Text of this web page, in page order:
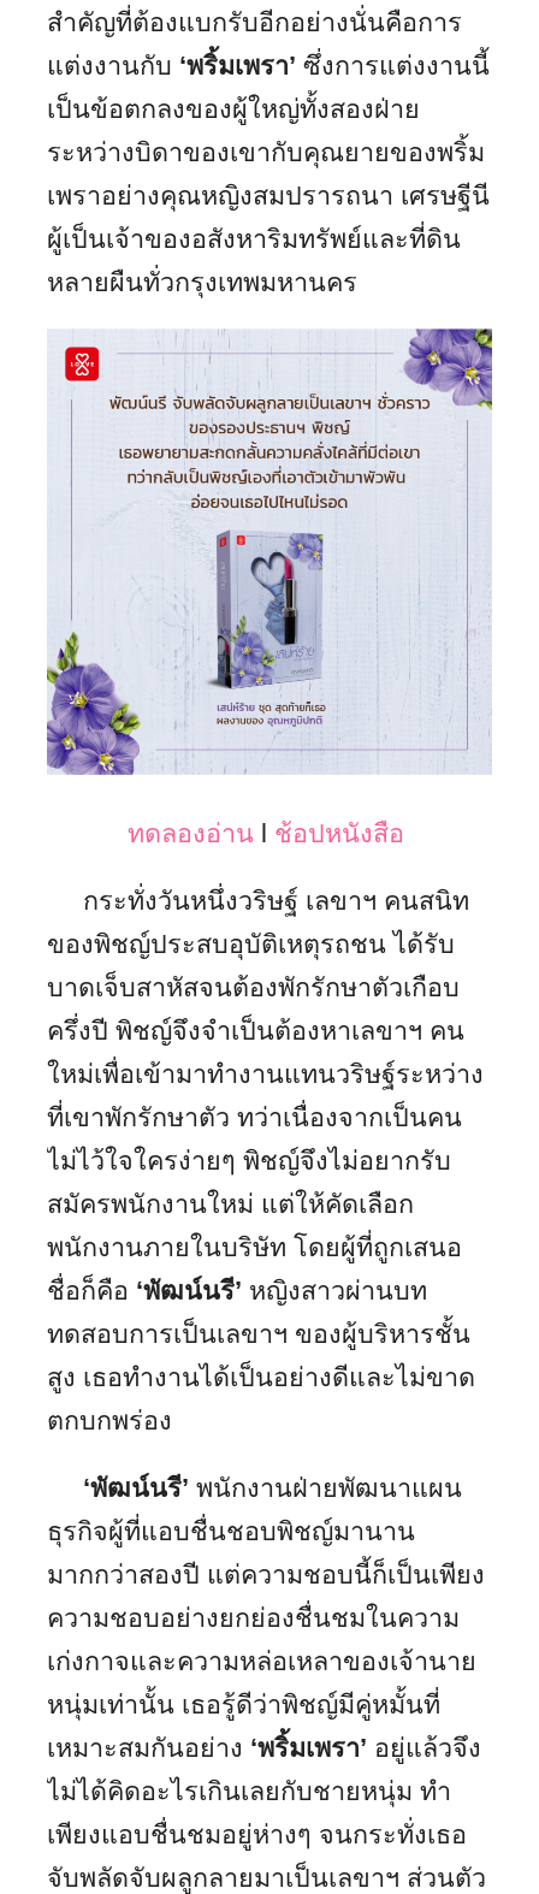
สำคัญที่ต้องแบกรับอีกอย่างนั่นคือการ
แต่งงานกับ ‘พริ้มเพรา’ ซึ่งการแต่งงานนี้
เป็นข้อตกลงของผู้ใหญ่ทั้งสองฝ่าย
ระหว่างบิดาของเขากับคุณยายของพริ้ม
เพราอย่างคุณหญิงสมปรารถนา เศรษฐีนี
ผู้เป็นเจ้าของอสังหาริมทรัพย์และที่ดิน
หลายผืนทั่วกรุงเทพมหานคร
ทดลองอ่านl ช้อปหนังสือ
กระทั่งวันหนึ่งวริษฐ์ เลขาฯ คนสนิท
ของพิชญ์ประสบอุบัติเหตุรถชน ได้รับ
บาดเจ็บสาหัสจนต้องพักรักษาตัวเกือบ
ครึ่งปี พิชญ์จึงจำเป็นต้องหาเลขาฯ คน
ใหม่เพื่อเข้ามาทำงานแทนวริษฐ์ระหว่าง
ที่เขาพักรักษาตัว ทว่าเนื่องจากเป็นคน
ไม่ไว้ใจใครง่ายๆ พิชญ์จึงไม่อยากรับ
สมัครพนักงานใหม่ แต่ให้คัดเลือก
พนักงานภายในบริษัท โดยผู้ที่ถูกเสนอ
ชื่อก็คือ ‘พัฒน์นรี’ หญิงสาวผ่านบท
ทดสอบการเป็นเลขาฯ ของผู้บริหารชั้น
สูง เธอทำงานได้เป็นอย่างดีและไม่ขาด
ตกบกพร่อง
‘พัฒน์นรี’ พนักงานฝ่ายพัฒนาแผน
ธุรกิจผู้ที่แอบชื่นชอบพิชญ์มานาน
มากกว่าสองปี แต่ความชอบนี้ก็เป็นเพียง
ความชอบอย่างยกย่องชื่นชมในความ
เก่งกาจและความหล่อเหลาของเจ้านาย
หนุ่มเท่านั้น เธอรู้ดีว่าพิชญ์มีคู่หมั้นที่
เหมาะสมกันอย่าง ‘พริ้มเพรา’ อยู่แล้วจึง
ไม่ได้คิดอะไรเกินเลยกับชายหนุ่ม ทำ
เพียงแอบชื่นชมอยู่ห่างๆ จนกระทั่งเธอ
จับพลัดจับผลูกลายมาเป็นเลขาฯ ส่วนตัว